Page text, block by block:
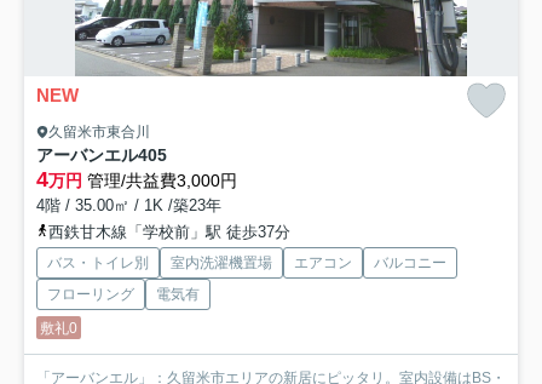
NEW
久留米市東合川
アーバンエル405
4万円 管理/共益費3,000円
4階 / 35.00㎡ / 1K /築23年
西鉄甘木線「学校前」駅 徒歩37分
バス・トイレ別 室内洗濯機置場 エアコン
バルコニー
フローリング
電気有
敷礼0
「アーバンエル」：久留米市エリアの新居にピッタリ。室内設備はBS・